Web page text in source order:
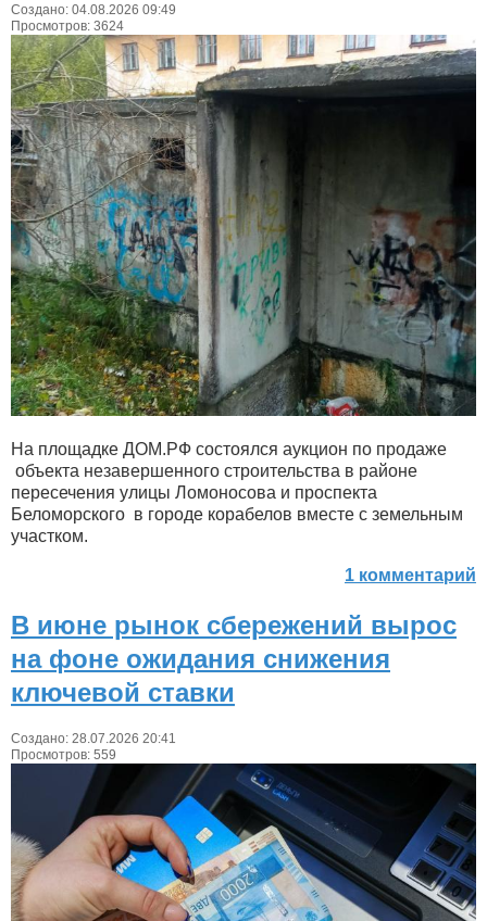
Создано: 04.08.2026 09:49
Просмотров: 3624
На площадке ДОМ.РФ состоялся аукцион по продаже
объекта незавершенного строительства в районе
пересечения улицы Ломоносова и проспекта
Беломорского в городе корабелов вместе с земельным
участком.
1 комментарий
В июне рынок сбережений вырос
на фоне ожидания снижения
ключевой ставки
Создано: 28.07.2026 20:41
Просмотров: 559